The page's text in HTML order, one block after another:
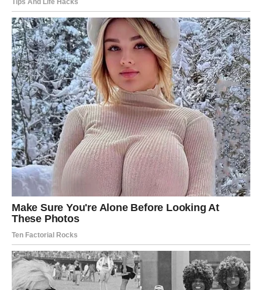
A vi ćete konačno znati na čemu ste.
JEDNA STVAR POSTAJE JASNA
Dugo ste imali osjećaj da stojite između prošlosti i
budućnosti.
Da čekate znak koji će vam pokazati kojim putem krenuti.
Zvijezde sada poručuju da taj znak dolazi.
I pomoći će vam da donesete odluku koja vam donosi
mnogo više mira.
NAJVAŽNIJA PORUKA
ZVIJEZDA
Ovnovi, ono što vam dolazi nije slučajno.